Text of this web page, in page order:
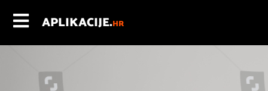
APLIKACIJE.HR